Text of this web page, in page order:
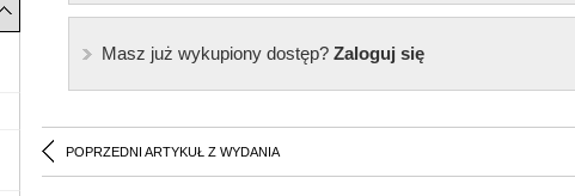
Masz już wykupiony dostęp?Zaloguj się
POPRZEDNI ARTYKUŁ Z WYDANIA